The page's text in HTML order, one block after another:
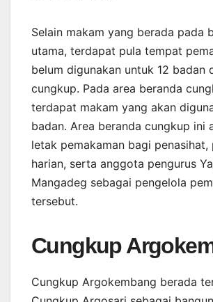
Selain makam yang berada pada
utama, terdapat pula tempat
belum digunakan untuk 12 badan
cungkup. Pada area beranda
terdapat makam yang akan
badan. Area beranda cungkup ini
letak pemakaman bagi penasihat,
harian, serta anggota pengurus
Mangadeg sebagai pengelola
tersebut.
Cungkup
Cungkup Argokembang berada